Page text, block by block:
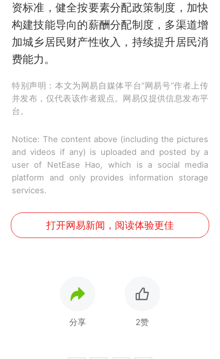
资标准，健全按要素分配政策制度，加快
构建技能导向的薪酬分配制度，多渠道增
加城乡居民财产性收入，持续提升居民消
费能力。
特别声明：本文为网易自媒体平台“网易号”作者上传
并发布，仅代表该作者观点。网易仅提供信息发布平
台。
Notice: The content above (including the pictures
and videos if any) is uploaded and posted by a
user of NetEase Hao, which is a social media
platform and only provides information storage
services.
打开网易新闻，阅读体验更佳
分享 2赞